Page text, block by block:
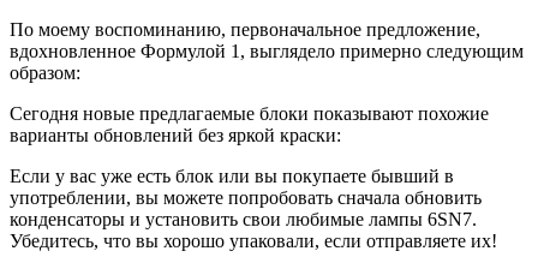
По моему воспоминанию, первоначальное предложение,
вдохновленное Формулой 1, выглядело примерно следующим
образом:
Сегодня новые предлагаемые блоки показывают похожие
варианты обновлений без яркой краски:
Если у вас уже есть блок или вы покупаете бывший в
употреблении, вы можете попробовать сначала обновить
конденсаторы и установить свои любимые лампы 6SN7.
Убедитесь, что вы хорошо упаковали, если отправляете их!